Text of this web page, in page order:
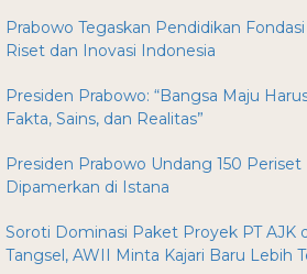
Prabowo Tegaskan Pendidikan
Riset dan Inovasi Indonesia
Presiden Prabowo: “Bangsa Maju
Fakta, Sains, dan Realitas”
Presiden Prabowo Undang 150
Dipamerkan di Istana
Soroti Dominasi Paket Proyek PT AJK
Tangsel, AWII Minta Kajari Baru Lebih